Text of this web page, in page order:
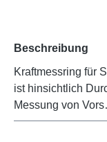
Beschreibung
Kraftmessring für
ist hinsichtlich
Messung von